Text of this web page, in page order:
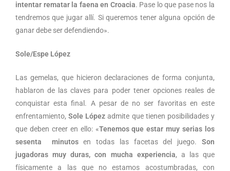
intentar rematar la faena en Croacia. Pase lo que pase nos la
tendremos que jugar allí. Si queremos tener alguna opción de
ganar debe ser defendiendo».
Sole/Espe López
Las gemelas, que hicieron declaraciones de forma conjunta,
hablaron de las claves para poder tener opciones reales de
conquistar esta final. A pesar de no ser favoritas en este
enfrentamiento,Sole López admite que tienen posibilidades y
que deben creer en ello: «Tenemos que estar muy serias los
sesenta minutosen todas las facetas del juego.Son
jugadoras muy duras, con mucha experiencia, a las que
físicamente a las que no estamos acostumbradas, con